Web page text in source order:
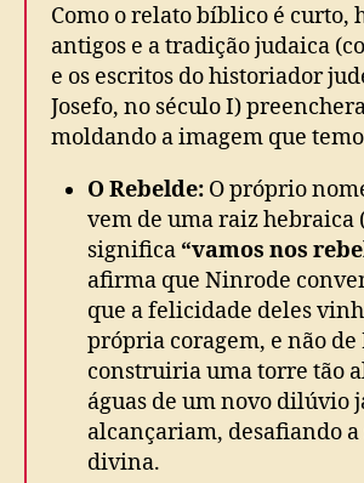
Como o relato bíblico é curto,
antigos e a tradição judaica
e os escritos do historiador
Josefo, no século I)
moldando a imagem que
O Rebelde: O próprio
vem de uma raiz hebraica
significa “vamos nos
afirma que Ninrode
que a felicidade deles
própria coragem, e não de
construiria uma torre tão
águas de um novo dilúvio
alcançariam, desafiando
divina.